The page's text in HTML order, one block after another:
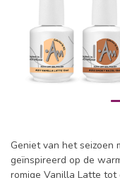
Geniet van het seizoen
geïnspireerd op de
romige Vanilla Latte tot